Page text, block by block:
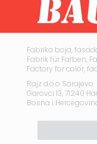
Fabrika boja,
Fabrik für Farben,
Factory for color,
Rajz d.o.o Sarajevo
Garovci 13, 71240
Bosna i